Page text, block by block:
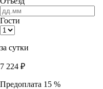
Гости
за сутки
7 224 ₽
Предоплата 15 %